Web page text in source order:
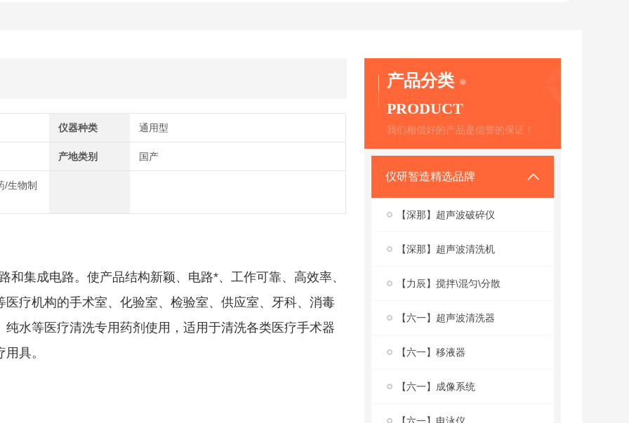
仪器种类 通用型
产地类别 国产
/生物制
集成电路。使产品结构新颖、电路*、工作可靠、高效率、
疗机构的手术室、化验室、检验室、供应室、牙科、消毒
水等医疗清洗专用药剂使用，适用于清洗各类医疗手术器
具。
产品分类
PRODUCT
我们相信好的产品是信誉的保证！
仪研智造精选品牌
【深那】超声波破碎仪
【深那】超声波清洗机
【力辰】搅拌\混匀\分散
【六一】超声波清洗器
【六一】移液器
【六一】成像系统